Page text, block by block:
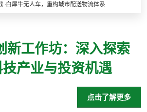
·白犀牛无人车，重构城市配送物流体系
新工作坊：深入探索
产业与投资机遇
点击了解更多